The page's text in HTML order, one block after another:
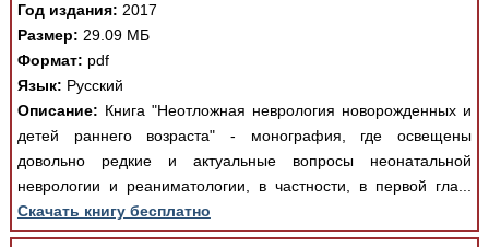
Год издания: 2017
Размер: 29.09 МБ
Формат: pdf
Язык: Русский
Описание: Книга "Неотложная неврология новорожденных и
детей раннего возраста" - монография, где освещены
довольно редкие и актуальные вопросы неонатальной
неврологии и реаниматологии, в частности, в первой гла...
Скачать книгу бесплатно